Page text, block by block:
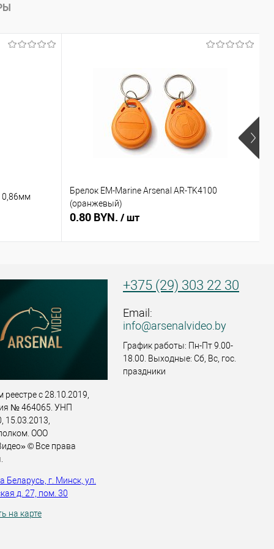
0,86мм
Брелок EM-Marine Arsenal AR-TK4100
(оранжевый)
0.80 BYN. / шт
реестре с 28.10.2019,
№ 464065. УНП
15.03.2013,
ООО
© Все права
Беларусь, г. Минск, ул.
д. 27, пом. 30
на карте
+375 (29) 303 22 30
Email:
info@arsenalvideo.by
График работы: Пн-Пт 9.00-
18.00. Выходные: Сб, Вс, гос.
праздники